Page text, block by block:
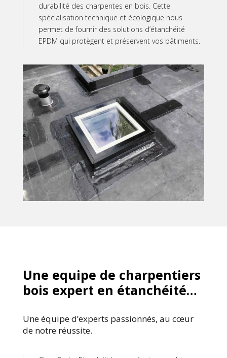
durabilité des charpentes en bois. Cette
spécialisation technique et écologique nous
permet de fournir des solutions d’étanchéité
EPDM qui protègent et préservent vos bâtiments.
Une equipe de charpentiers
bois expert en étanchéité…
Une équipe d’experts passionnés, au cœur
de notre réussite.